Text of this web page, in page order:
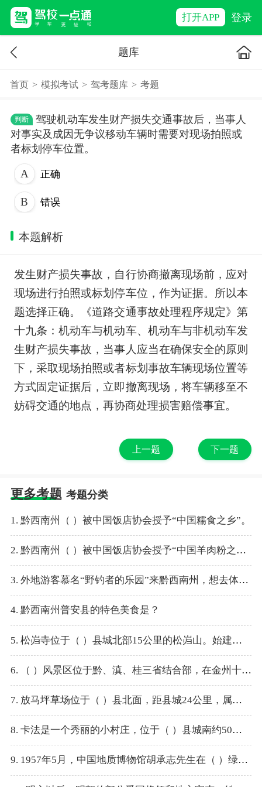
打开APP 登录
题库
首页 > 模拟考试 > 驾考题库 > 考题
判断
驾驶机动车发生财产损失交通事故后，当事人
对事实及成因无争议移动车辆时需要对现场拍照或
者标划停车位置。
正确
错误
本题解析
发生财产损失事故，自行协商撤离现场前，应对
现场进行拍照或标划停车位，作为证据。所以本
题选择正确。《道路交通事故处理程序规定》第
十九条：机动车与机动车、机动车与非机动车发
生财产损失事故，当事人应当在确保安全的原则
下，采取现场拍照或者标划事故车辆现场位置等
方式固定证据后，立即撤离现场，将车辆移至不
妨碍交通的地点，再协商处理损害赔偿事宜。
上一题 下一题
更多考题 考题分类
1. 黔西南州（ ）被中国饭店协会授予“中国糯食之乡”。
2. 黔西南州（ ）被中国饭店协会授予“中国羊肉粉之乡”。
3. 外地游客慕名“野钓者的乐园”来黔西南州，想去体验野钓的乐趣，请问是送客人到（ ）。
4. 黔西南州普安县的特色美食是？
5. 松岿寺位于（ ）县城北部15公里的松岿山。始建于明朝万历年间。
6. （ ）风景区位于黔、滇、桂三省结合部，在金州十八景中被称为高峡流云除了观云山雾海、赏日月同辉外，还有保存有完整的彝族村寨和鲁布革电站、亚洲第一输电斜塔、高原深谷湖和小三峡等美景。
7. 放马坪草场位于（ ）县北面，距县城24公里，属于省级风景名胜区，总面积33.3平方千米，海拔1600多米，在金州十八景里被称为“江南塞外”。
8. 卡法是一个秀丽的小村庄，位于（ ）县城南约50公里，是黔西南红色文化的代表，红一军团、红八军、中共黔桂边区委员会都曾在这里活动。
9. 1957年5月，中国地质博物馆胡承志先生在（ ）绿荫村发现该动物化石，后经中国科学院古脊椎动物与古人类研究所所长杨钟健教授研究，命名为“贵州龙科贵州龙属胡氏贵州龙”。